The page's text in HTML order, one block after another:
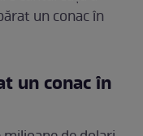
un conac în
un conac în